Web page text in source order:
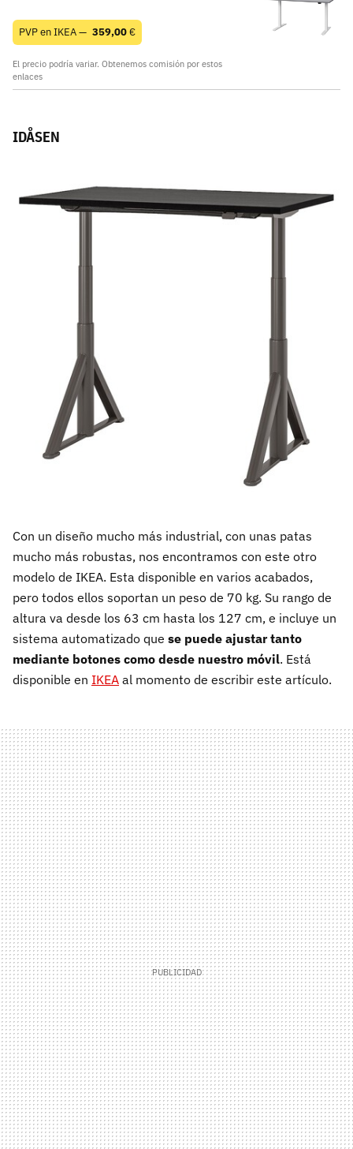
PVP en IKEA — 359,00€
El precio podría variar. Obtenemos comisión por estos
enlaces
IDÅSEN
Con un diseño mucho más industrial, con unas patas
mucho más robustas, nos encontramos con este otro
modelo de IKEA. Esta disponible en varios acabados,
pero todos ellos soportan un peso de 70 kg. Su rango de
altura va desde los 63 cm hasta los 127 cm, e incluye un
sistema automatizado que se puede ajustar tanto
mediante botones como desde nuestro móvil. Está
disponible en IKEA al momento de escribir este artículo.